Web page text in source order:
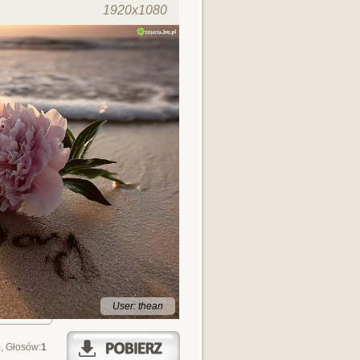
1920x1080
User: thean
, Głosów:1